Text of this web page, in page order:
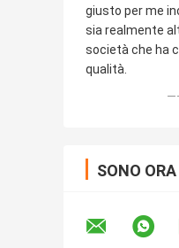
giusto per me
sia realmente
società che ha
qualità.
SONO